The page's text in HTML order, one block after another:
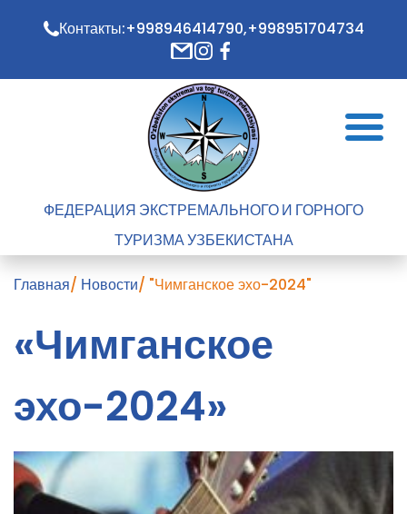
Контакты:+998946414790,+998951704734
ФЕДЕРАЦИЯ ЭКСТРЕМАЛЬНОГО И ГОРНОГО
ТУРИЗМА УЗБЕКИСТАНА
Главная/ Новости/ "Чимганское эхо-2024"
«Чимганское
эхо-2024»